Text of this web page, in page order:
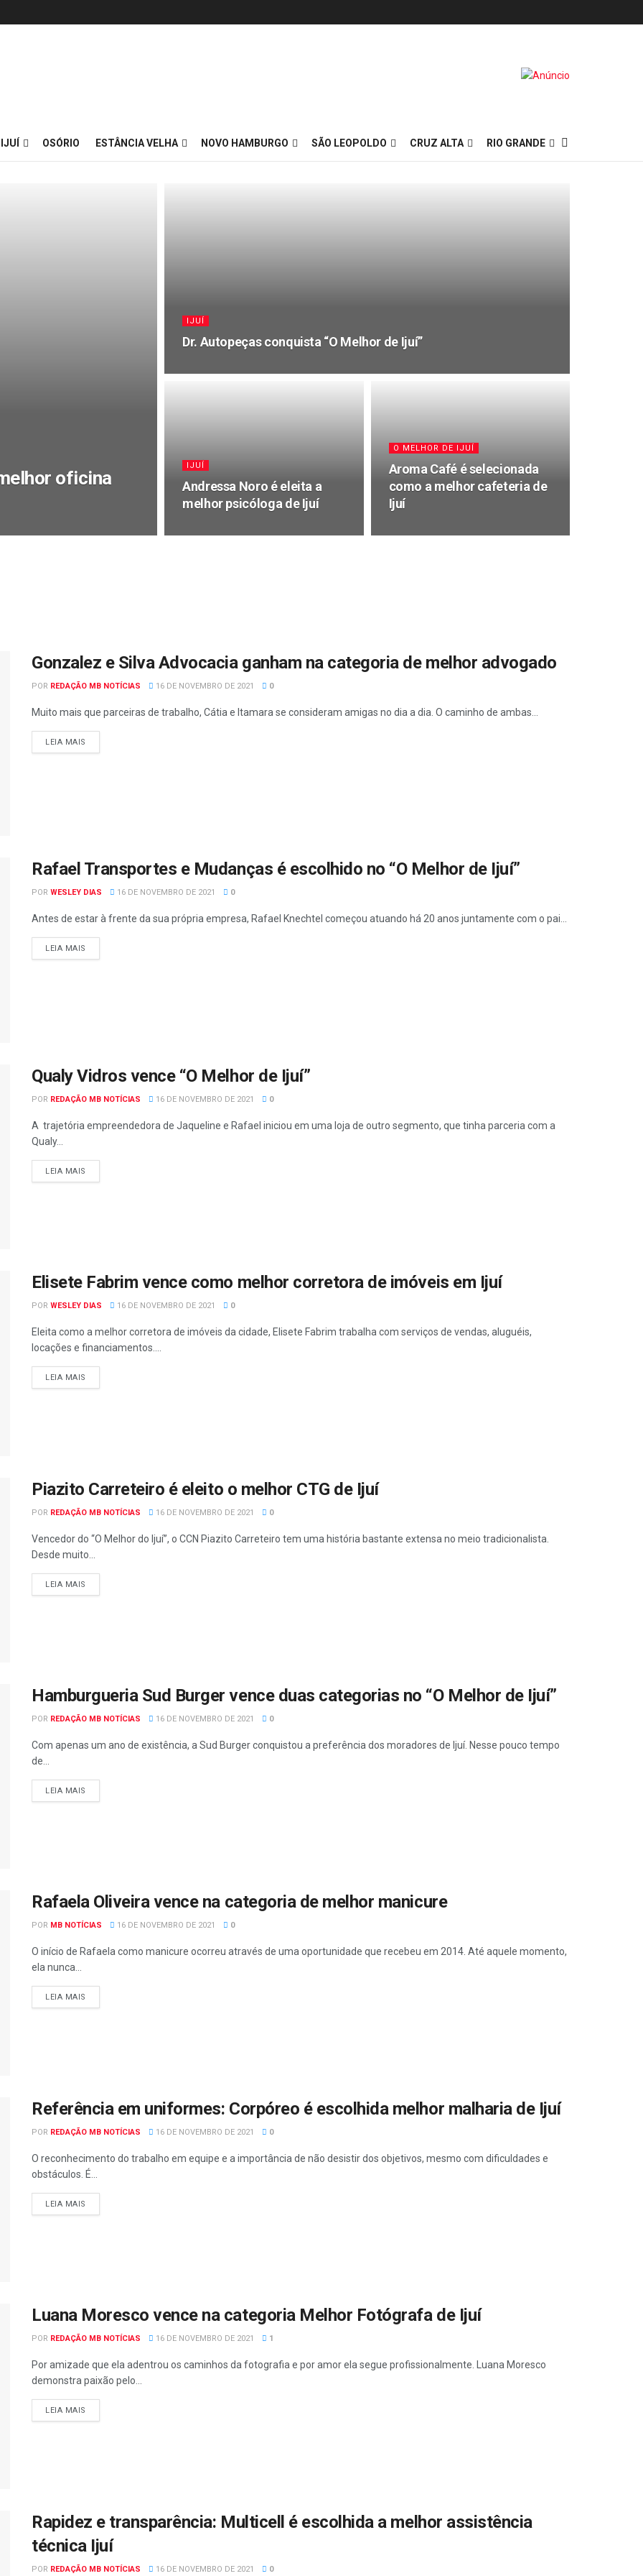
IJUÍ OSÓRIO ESTÂNCIA VELHA NOVO HAMBURGO SÃO LEOPOLDO CRUZ ALTA RIO GRANDE
oficina
IJUÍ
Dr. Autopeças conquista “O Melhor de Ijuí”
IJUÍ
Andressa Noro é eleita a
melhor psicóloga de Ijuí
O MELHOR DE IJUÍ
Aroma Café é selecionada
como a melhor cafeteria de
Ijuí
Gonzalez e Silva Advocacia ganham na categoria de melhor advogado
POR REDAÇÃO MB NOTÍCIAS 16 DE NOVEMBRO DE 2021 0
Muito mais que parceiras de trabalho, Cátia e Itamara se consideram amigas no dia a dia. O caminho de ambas...
LEIA MAIS
Rafael Transportes e Mudanças é escolhido no “O Melhor de Ijuí”
POR WESLEY DIAS 16 DE NOVEMBRO DE 2021 0
Antes de estar à frente da sua própria empresa, Rafael Knechtel começou atuando há 20 anos juntamente com o pai...
LEIA MAIS
Qualy Vidros vence “O Melhor de Ijuí”
POR REDAÇÃO MB NOTÍCIAS 16 DE NOVEMBRO DE 2021 0
A trajetória empreendedora de Jaqueline e Rafael iniciou em uma loja de outro segmento, que tinha parceria com a
Qualy...
LEIA MAIS
Elisete‌ ‌Fabrim‌ ‌vence‌ ‌como‌ ‌melhor‌ ‌corretora‌ ‌de‌ ‌imóveis‌ ‌em‌ ‌Ijuí‌ ‌
POR WESLEY DIAS 16 DE NOVEMBRO DE 2021 0
Eleita como a melhor corretora de imóveis da cidade, Elisete Fabrim trabalha com serviços de vendas, aluguéis,
locações e financiamentos....
LEIA MAIS
Piazito Carreteiro é eleito o melhor CTG de Ijuí
POR REDAÇÃO MB NOTÍCIAS 16 DE NOVEMBRO DE 2021 0
Vencedor do “O Melhor do Ijuí”, o CCN Piazito Carreteiro tem uma história bastante extensa no meio tradicionalista.
Desde muito...
LEIA MAIS
Hamburgueria Sud Burger vence duas categorias no “O Melhor de Ijuí”
POR REDAÇÃO MB NOTÍCIAS 16 DE NOVEMBRO DE 2021 0
Com apenas um ano de existência, a Sud Burger conquistou a preferência dos moradores de Ijuí. Nesse pouco tempo
de...
LEIA MAIS
Rafaela Oliveira vence na categoria de melhor manicure
POR MB NOTÍCIAS 16 DE NOVEMBRO DE 2021 0
O início de Rafaela como manicure ocorreu através de uma oportunidade que recebeu em 2014. Até aquele momento,
ela nunca...
LEIA MAIS
Referência em uniformes: Corpóreo é escolhida melhor malharia de Ijuí
POR REDAÇÃO MB NOTÍCIAS 16 DE NOVEMBRO DE 2021 0
O reconhecimento do trabalho em equipe e a importância de não desistir dos objetivos, mesmo com dificuldades e
obstáculos. É...
LEIA MAIS
Luana Moresco vence na categoria Melhor Fotógrafa de Ijuí
POR REDAÇÃO MB NOTÍCIAS 16 DE NOVEMBRO DE 2021 1
Por amizade que ela adentrou os caminhos da fotografia e por amor ela segue profissionalmente. Luana Moresco
demonstra paixão pelo...
LEIA MAIS
Rapidez e transparência: Multicell é escolhida a melhor assistência
técnica Ijuí
POR REDAÇÃO MB NOTÍCIAS 16 DE NOVEMBRO DE 2021 0